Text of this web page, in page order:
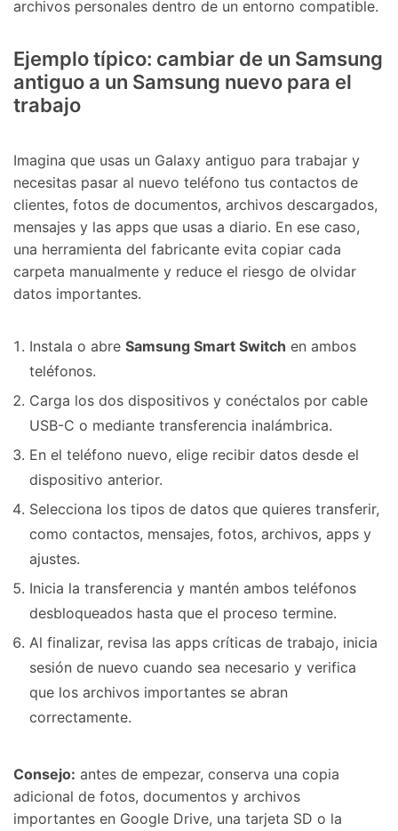
archivos personales dentro de un entorno compatible.
Ejemplo típico: cambiar de un Samsung
antiguo a un Samsung nuevo para el
trabajo
Imagina que usas un Galaxy antiguo para trabajar y
necesitas pasar al nuevo teléfono tus contactos de
clientes, fotos de documentos, archivos descargados,
mensajes y las apps que usas a diario. En ese caso,
una herramienta del fabricante evita copiar cada
carpeta manualmente y reduce el riesgo de olvidar
datos importantes.
Instala o abre Samsung Smart Switch en ambos
teléfonos.
Carga los dos dispositivos y conéctalos por cable
USB-C o mediante transferencia inalámbrica.
En el teléfono nuevo, elige recibir datos desde el
dispositivo anterior.
Selecciona los tipos de datos que quieres transferir,
como contactos, mensajes, fotos, archivos, apps y
ajustes.
Inicia la transferencia y mantén ambos teléfonos
desbloqueados hasta que el proceso termine.
Al finalizar, revisa las apps críticas de trabajo, inicia
sesión de nuevo cuando sea necesario y verifica
que los archivos importantes se abran
correctamente.
Consejo: antes de empezar, conserva una copia
adicional de fotos, documentos y archivos
importantes en Google Drive, una tarjeta SD o la